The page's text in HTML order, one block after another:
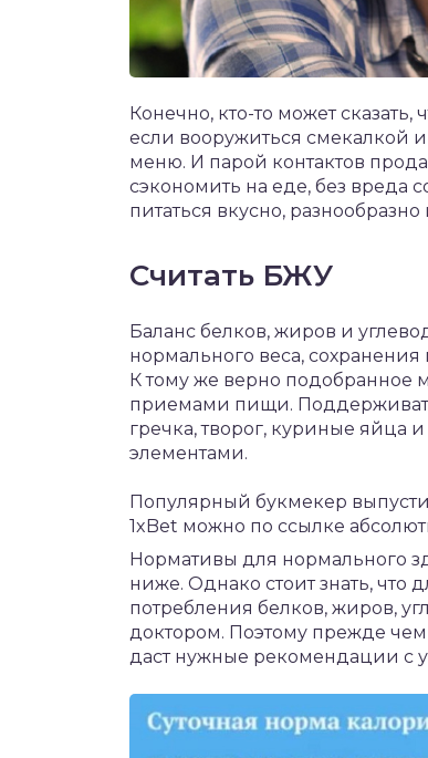
Конечно, кто-то может
если вооружиться смекалкой
меню. И парой контактов
сэкономить на еде, без вреда
питаться вкусно,
Считать БЖУ
Баланс белков, жиров и
нормального веса,
К тому же верно подобранное
приемами пищи.
гречка, творог, куриные яйца
элементами.
Популярный букмекер
1xBet можно по ссылке
Нормативы для нормального
ниже. Однако стоит знать, что
потребления белков, жиров,
доктором. Поэтому прежде чем
даст нужные рекомендации с